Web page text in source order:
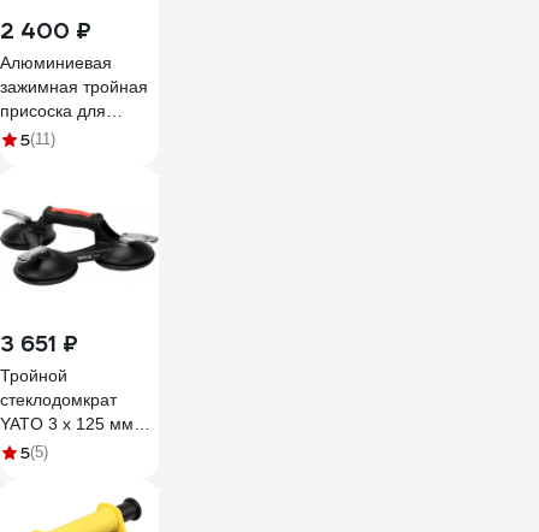
2 400 ₽
Алюминиевая
зажимная тройная
присоска для
плитки и стекла
5(11)
3 651 ₽
Тройной
стеклодомкрат
YATO 3 x 125 мм
YT-37237
5(5)